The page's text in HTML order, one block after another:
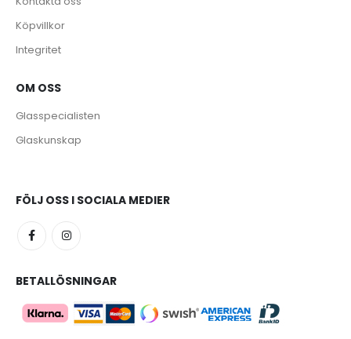
Köpvillkor
Integritet
OM OSS
Glasspecialisten
Glaskunskap
FÖLJ OSS I SOCIALA MEDIER
BETALLÖSNINGAR